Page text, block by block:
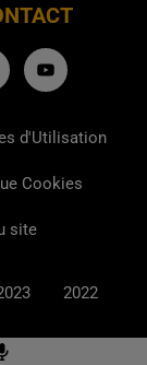
d'Utilisation
Cookies
site
2022